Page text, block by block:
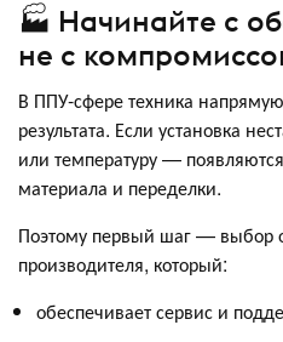
🏭 Начинайте с
не с
В ППУ-сфере техника
результата. Если установка
или температуру —
материала и переделки.
Поэтому первый шаг — выбор
производителя, который:
обеспечивает сервис и